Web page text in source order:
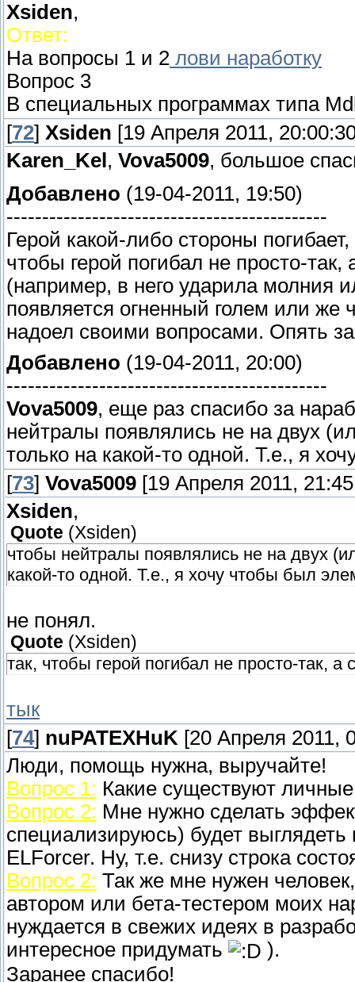
Xsiden,
Ответ:
На вопросы 1 и 2 лови наработку
Вопрос 3
В специальных программах типа
[72] Xsiden [19 Апреля 2011,
Karen_Kel , Vova5009, большое
Добавлено (19-04-2011, 19:50)
---------------------------------------------
Герой какой-либо стороны
чтобы герой погибал не просто-
(например, в него ударила молния
появляется огненный голем или
надоел своими вопросами. Опять
Добавлено (19-04-2011, 20:00)
---------------------------------------------
Vova5009, еще раз спасибо за
нейтралы появлялись не на двух
только на какой-то одной. Т.е., я
[73] Vova5009 [19 Апреля 2011,
Xsiden,
Quote (Xsiden)
чтобы нейтралы появлялись не на двух
какой-то одной. Т.е., я хочу чтобы был
не понял.
Quote (Xsiden)
так, чтобы герой погибал не просто-так,
тык
[74] nuPATEXHuK [20 Апреля 2011,
Люди, помощь нужна, выручайте!
Вопрос 1: Какие существуют
Вопрос 2: Мне нужно сделать
специализируюсь) будет
ELForcer. Ну, т.е. снизу строка
Вопрос 2: Так же мне нужен
автором или бета-тестером моих
нуждается в свежих идеях в
интересное придумать
).
Заранее спасибо!